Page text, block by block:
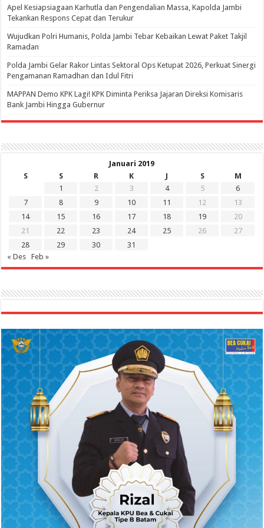
Apel Kesiapsiagaan Karhutla dan Pengendalian Massa, Kapolda Jambi
Tekankan Respons Cepat dan Terukur
Wujudkan Polri Humanis, Polda Jambi Tebar Kebaikan Lewat Paket Takjil
Ramadan
Polda Jambi Gelar Rakor Lintas Sektoral Ops Ketupat 2026, Perkuat Sinergi
Pengamanan Ramadhan dan Idul Fitri
‎MAPPAN Demo KPK Lagi! KPK Diminta Periksa Jajaran Direksi Komisaris
Bank Jambi Hingga Gubernur ‎
Januari 2019
S
S R K J S
M
1
2 3 4 5
6
7
8 9 10 11 12
13
14
15 16 17 18 19
20
21
22 23 24 25 26
27
28
29 30
31
« Des
Feb »